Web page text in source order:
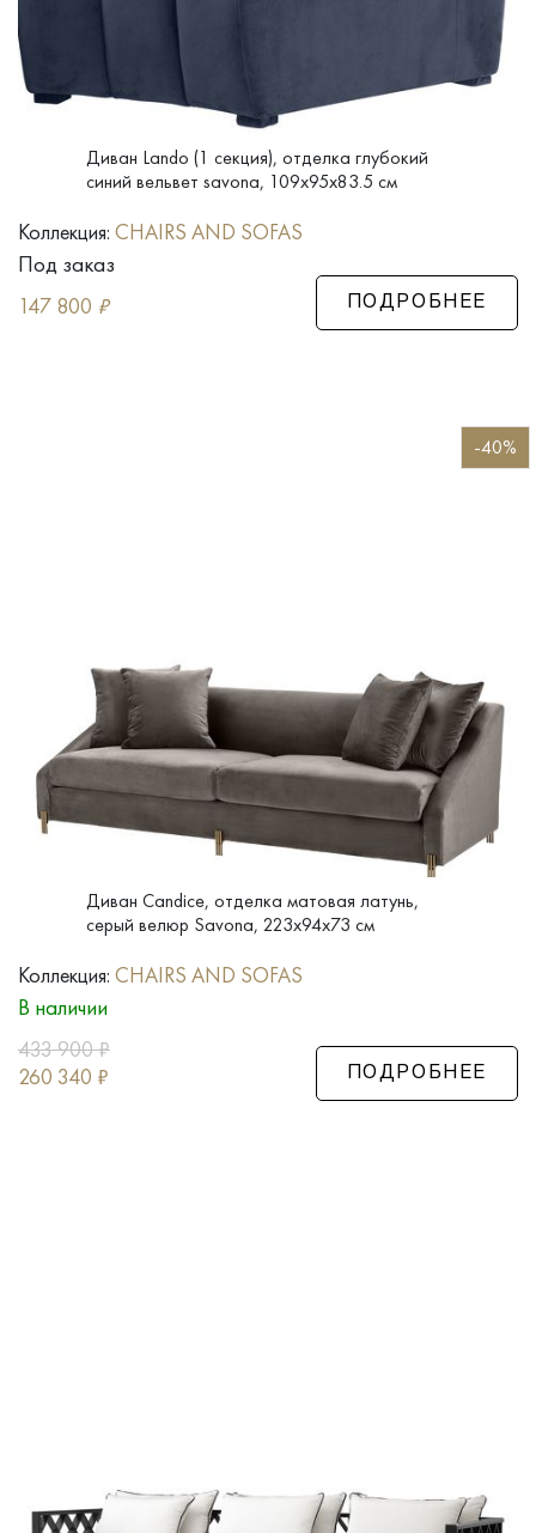
Диван Lando (1 секция), отделка глубокий
синий вельвет savona, 109x95x83.5 см
Коллекция: CHAIRS AND SOFAS
Под заказ
147 800 ₽ ПОДРОБНЕЕ
-40%
Диван Candice, отделка матовая латунь,
серый велюр Savona, 223x94x73 см
Коллекция: CHAIRS AND SOFAS
В наличии
433 900₽
260 340 ₽ ПОДРОБНЕЕ